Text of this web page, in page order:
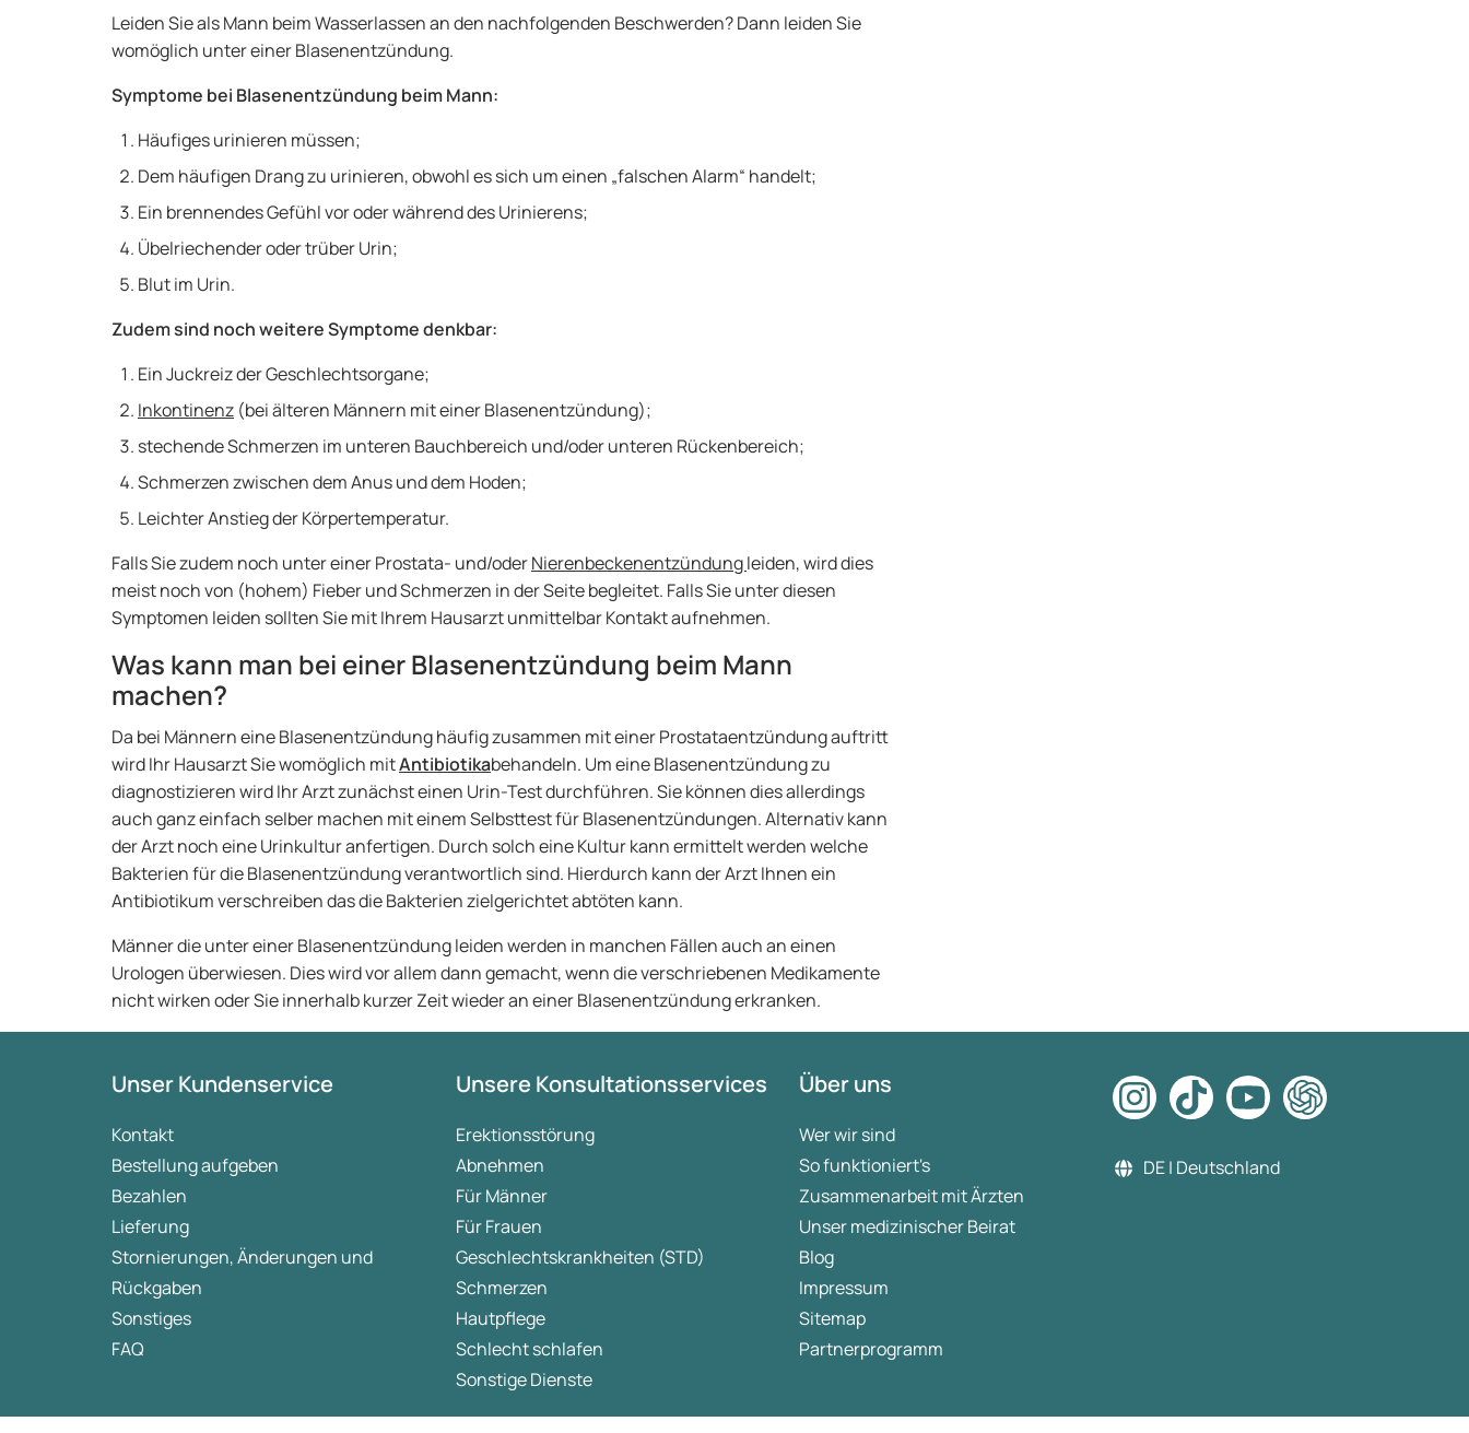
Leiden Sie als Mann beim Wasserlassen an den nachfolgenden Beschwerden? Dann leiden Sie
womöglich unter einer Blasenentzündung.
Symptome bei Blasenentzündung beim Mann:
Häufiges urinieren müssen;
Dem häufigen Drang zu urinieren, obwohl es sich um einen „falschen Alarm“ handelt;
Ein brennendes Gefühl vor oder während des Urinierens;
Übelriechender oder trüber Urin;
Blut im Urin.
Zudem sind noch weitere Symptome denkbar:
Ein Juckreiz der Geschlechtsorgane;
Inkontinenz (bei älteren Männern mit einer Blasenentzündung);
stechende Schmerzen im unteren Bauchbereich und/oder unteren Rückenbereich;
Schmerzen zwischen dem Anus und dem Hoden;
Leichter Anstieg der Körpertemperatur.
Falls Sie zudem noch unter einer Prostata- und/oderNierenbeckenentzündungleiden, wird dies
meist noch von (hohem) Fieber und Schmerzen in der Seite begleitet. Falls Sie unter diesen
Symptomen leiden sollten Sie mit Ihrem Hausarzt unmittelbar Kontakt aufnehmen.
Was kann man bei einer Blasenentzündung beim Mann
machen?
Da bei Männern eine Blasenentzündung häufig zusammen mit einer Prostataentzündung auftritt
wird Ihr Hausarzt Sie womöglich mitAntibiotikabehandeln. Um eine Blasenentzündung zu
diagnostizieren wird Ihr Arzt zunächst einen Urin-Test durchführen. Sie können dies allerdings
auch ganz einfach selber machen mit einem Selbsttest für Blasenentzündungen. Alternativ kann
der Arzt noch eine Urinkultur anfertigen. Durch solch eine Kultur kann ermittelt werden welche
Bakterien für die Blasenentzündung verantwortlich sind. Hierdurch kann der Arzt Ihnen ein
Antibiotikum verschreiben das die Bakterien zielgerichtet abtöten kann.
Männer die unter einer Blasenentzündung leiden werden in manchen Fällen auch an einen
Urologen überwiesen. Dies wird vor allem dann gemacht, wenn die verschriebenen Medikamente
nicht wirken oder Sie innerhalb kurzer Zeit wieder an einer Blasenentzündung erkranken.
Unser Kundenservice
Kontakt
Bestellung aufgeben
Bezahlen
Lieferung
Stornierungen, Änderungen und
Rückgaben
Sonstiges
FAQ
Unsere Konsultationsservices
Erektionsstörung
Abnehmen
Für Männer
Für Frauen
Geschlechtskrankheiten (STD)
Schmerzen
Hautpflege
Schlecht schlafen
Sonstige Dienste
Über uns
Wer wir sind
So funktioniert's
Zusammenarbeit mit Ärzten
Unser medizinischer Beirat
Blog
Impressum
Sitemap
Partnerprogramm
DE | Deutschland